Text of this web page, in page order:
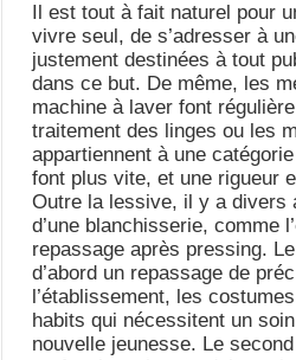
Il est tout à fait naturel pour
vivre seul, de s’adresser à
justement destinées à tout
dans ce but. De même, les
machine à laver font
traitement des linges ou les
appartiennent à une
font plus vite, et une rigueur
Outre la lessive, il y a divers
d’une blanchisserie, comme
repassage après pressing.
d’abord un repassage de
l’établissement, les
habits qui nécessitent un
nouvelle jeunesse. Le